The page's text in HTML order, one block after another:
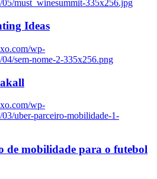
05/must_winesummit-335x256.jpg
Ideas
wp-
sem-nome-2-335x256.png
wp-
uber-parceiro-mobilidade-1-
de mobilidade para o futebol